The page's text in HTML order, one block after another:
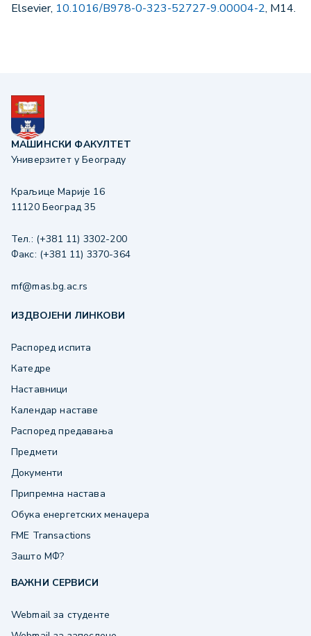
Elsevier, 10.1016/B978-0-323-52727-9.00004-2, M14.
МАШИНСКИ ФАКУЛТЕТ
Универзитет у Београду
Краљице Марије 16
11120 Београд 35
Тел.: (+381 11) 3302-200
Факс: (+381 11) 3370-364
mf@mas.bg.ac.rs
ИЗДВОЈЕНИ ЛИНКОВИ
Распоред испита
Катедре
Наставници
Календар наставе
Распоред предавања
Предмети
Документи
Припремна настава
Обука енергетских менаџера
FME Transactions
Зашто МФ?
ВАЖНИ СЕРВИСИ
Webmail за студенте